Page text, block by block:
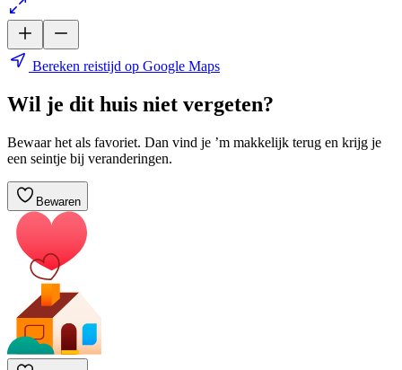
Bereken reistijd op Google Maps
Wil je dit huis niet vergeten?
Bewaar het als favoriet. Dan vind je ’m makkelijk terug en krijg je
een seintje bij veranderingen.
Bewaren